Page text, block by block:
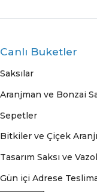
Canlı Buketler
Saksılar
Aranjman ve Bonzai
Sepetler
Bitkiler ve Çiçek
Tasarım Saksı ve
Gün içi Adrese